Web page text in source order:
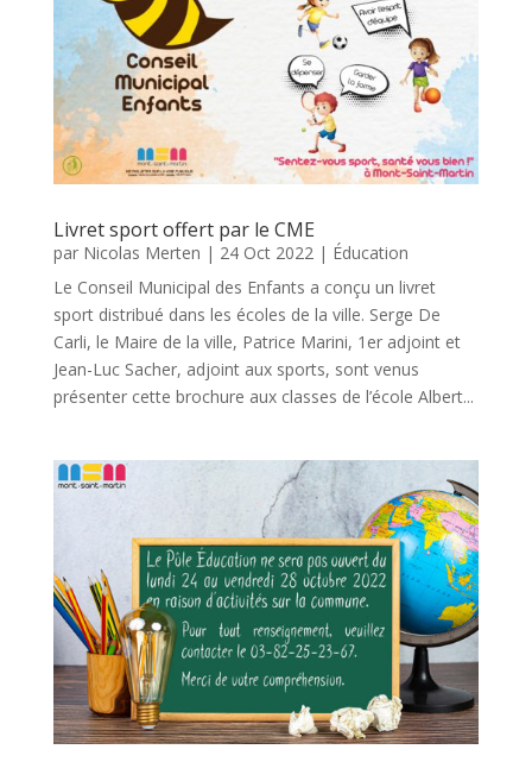
Livret sport offert par le CME
par Nicolas Merten | 24 Oct 2022 | Éducation
Le Conseil Municipal des Enfants a conçu un livret
sport distribué dans les écoles de la ville. Serge De
Carli, le Maire de la ville, Patrice Marini, 1er adjoint et
Jean-Luc Sacher, adjoint aux sports, sont venus
présenter cette brochure aux classes de l’école Albert...